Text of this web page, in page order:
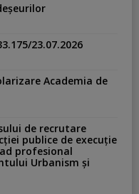
23.07.2026
Academia de
de recrutare
publice de execuție
profesional
Urbanism și